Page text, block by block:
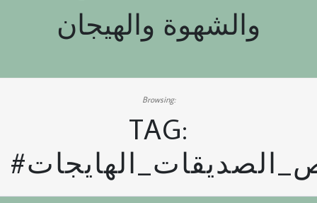
والشهوة والهيجان
Browsing:
TAG: